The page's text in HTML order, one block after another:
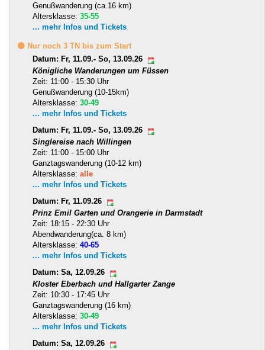
Genußwanderung (ca.16 km)
Altersklasse: 35-55
... mehr Infos und Tickets
🟡 Nur noch 3 TN bis zum Start
Datum: Fr, 11.09.- So, 13.09.26
Königliche Wanderungen um Füssen
Zeit: 11:00 - 15:30 Uhr
Genußwanderung (10-15km)
Altersklasse: 30-49
... mehr Infos und Tickets
Datum: Fr, 11.09.- So, 13.09.26
Singlereise nach Willingen
Zeit: 11:00 - 15:00 Uhr
Ganztagswanderung (10-12 km)
Altersklasse: alle
... mehr Infos und Tickets
Datum: Fr, 11.09.26
Prinz Emil Garten und Orangerie in Darmstadt
Zeit: 18:15 - 22:30 Uhr
Abendwanderung(ca. 8 km)
Altersklasse: 40-65
... mehr Infos und Tickets
Datum: Sa, 12.09.26
Kloster Eberbach und Hallgarter Zange
Zeit: 10:30 - 17:45 Uhr
Ganztagswanderung (16 km)
Altersklasse: 30-49
... mehr Infos und Tickets
Datum: Sa, 12.09.26